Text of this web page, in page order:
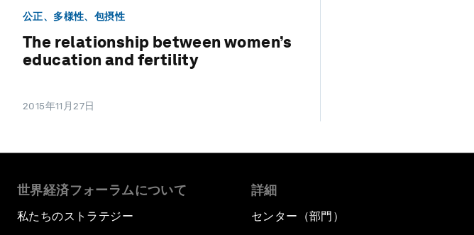
公正、多様性、包摂性
The relationship between women’s
education and fertility
2015年11月27日
世界経済フォーラムについて
私たちのストラテジー
詳細
センター（部門）